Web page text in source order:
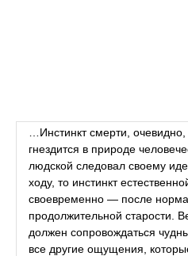
…Инстинкт смерти,
гнездится в природе
людской следовал своему
ходу, то инстинкт
своевременно — после
продолжительной старости.
должен сопровождаться
все другие ощущения,